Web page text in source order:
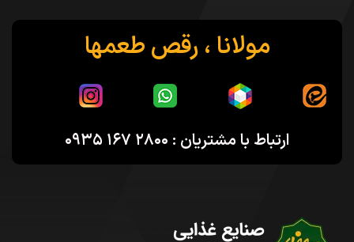
مولانا ، رقص طعمها
ارتباط با مشتریان : ۲۸۰۰ ۱۶۷ ۰۹۳۵